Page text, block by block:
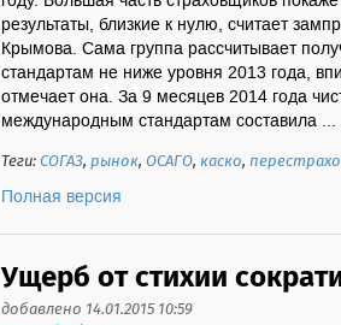
результаты, близкие к нулю, считает
Крымова. Сама группа рассчитывает
стандартам не ниже уровня 2013 года,
отмечает она. За 9 месяцев 2014 года
международным стандартам составила ...
Теги:СОГАЗ,рынок,ОСАГО,каско,
Полная версия
Ущерб от стихии
добавлено 14.01.2015 10:59